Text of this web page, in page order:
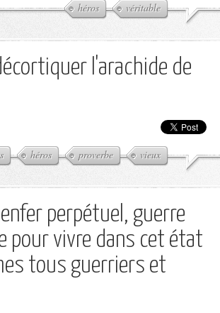
héros véritable
l'arachide de
héros proverbe vieux
perpétuel, guerre
pour vivre dans cet état
tous guerriers et